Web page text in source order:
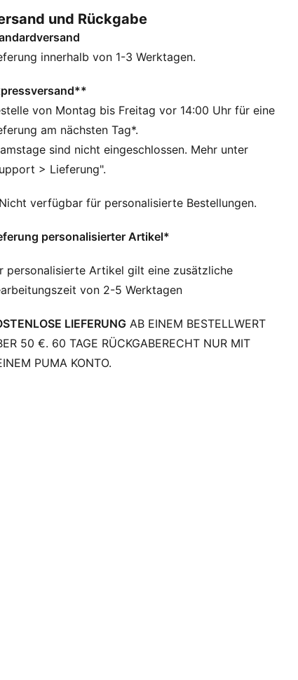
Idole nachempfunden und verbinden
mit Style für eine perfekte Passform am
Hochfunktionale Materialien leiten den
weg von deiner Haut und halten dich beim
angenehm trocken.
Teil des RE:FIBRE-Programms ist dieses
zu mindestens 95 % aus
von Textilabfällen und anderen
Doubleface-Jacquard
Endet oberhalb des Knies
Mittel
und Rückgabe
innerhalb von 1-3 Werktagen.
von Montag bis Freitag vor 14:00 Uhr für eine
am nächsten Tag*.
sind nicht eingeschlossen. Mehr unter
> Lieferung".
verfügbar für personalisierte Bestellungen.
personalisierter Artikel*
personalisierte Artikel gilt eine zusätzliche
von 2-5 Werktagen
LIEFERUNG AB EINEM BESTELLWERT
50 €. 60 TAGE RÜCKGABERECHT NUR MIT
PUMA KONTO.